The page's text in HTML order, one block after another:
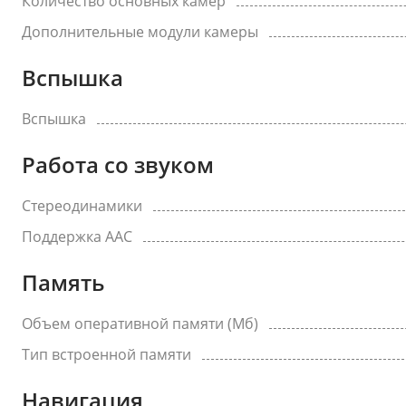
Дополнительные модули камеры
Вспышка
Вспышка
Работа со звуком
Стереодинамики
Поддержка AAC
Память
Объем оперативной памяти (Мб)
Тип встроенной памяти